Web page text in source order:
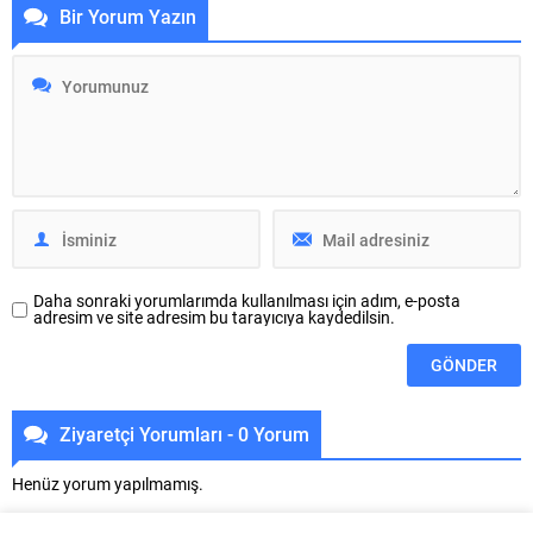
metreküplük yeni depo yatırımını
yüzde 70 düzeyinde fiziki
Büyükşehir Belediyesi BUSKİ
mahalleye kesintisiz ve sağlıklı
içme suyu...
metrekarelik yeni park alanı
Bir Yorum Yazın
Daha sonraki yorumlarımda kullanılması için adım, e-posta
adresim ve site adresim bu tarayıcıya kaydedilsin.
Ziyaretçi Yorumları - 0 Yorum
Henüz yorum yapılmamış.